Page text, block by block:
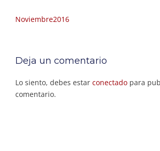
Noviembre2016
Deja un comentario
Lo siento, debes estar conectado para
comentario.